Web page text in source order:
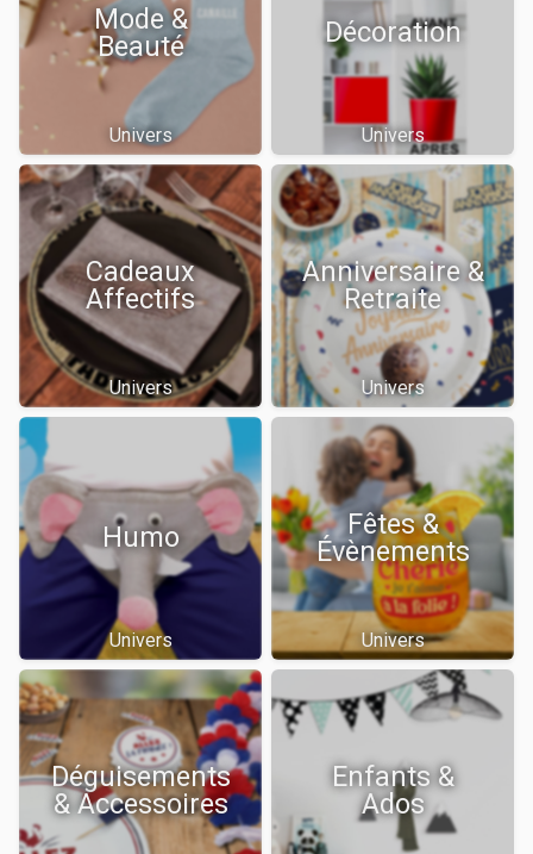
Mode &
Beauté
Univers
Décoration
Univers
Cadeaux
Affectifs
Univers
Anniversaire &
Retraite
Univers
Humo
Univers
Fêtes &
Évènements
Univers
Déguisements
& Accessoires
Enfants &
Ados